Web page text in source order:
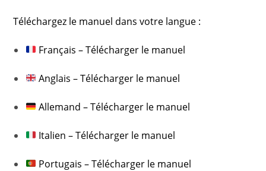
Téléchargez le manuel dans votre langue :
Français –Télécharger le manuel
Anglais –Télécharger le manuel
Allemand –Télécharger le manuel
Italien –Télécharger le manuel
Portugais –Télécharger le manuel